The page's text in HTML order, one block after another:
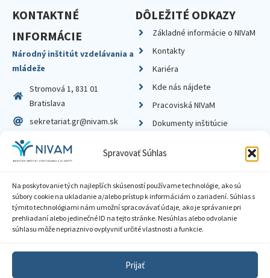
Spravovať Súhlas
Na poskytovanie tých najlepších skúseností používame technológie, ako sú
súbory cookie na ukladanie a/alebo prístup k informáciám o zariadení. Súhlas s
týmito technológiami nám umožní spracovávať údaje, ako je správanie pri
prehliadaní alebo jedinečné ID na tejto stránke. Nesúhlas alebo odvolanie
súhlasu môže nepriaznivo ovplyvniť určité vlastnosti a funkcie.
Prijať
KONTAKTNÉ
INFORMÁCIE
Národný inštitút vzdelávania a
mládeže
Stromová 1, 831 01
Bratislava
sekretariat.gr@nivam.sk
IČO: 00164348
DIČ: 2020798714
DÔLEŽITÉ ODKAZY
Základné informácie o NIVaM
Kontakty
Kariéra
Kde nás nájdete
Pracoviská NIVaM
Dokumenty inštitúcie
Zásady ochrany súkromia
Sprístupnenie informácií